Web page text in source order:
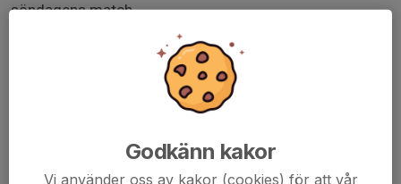
söndagens match
Godkänn kakor
Vi använder oss av kakor (cookies) för att vår